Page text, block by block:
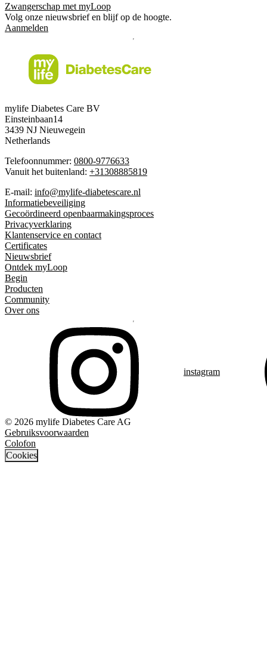
Zwangerschap met myLoop
Volg onze nieuwsbrief en blijf op de hoogte.
Aanmelden
mylife Diabetes Care BV
Einsteinbaan14
3439 NJ Nieuwegein
Netherlands
Telefoonnummer: 0800-9776633
Vanuit het buitenland: +31308885819
E-mail: info@mylife-diabetescare.nl
Informatiebeveiliging
Gecoördineerd openbaarmakingsproces
Privacyverklaring
Klantenservice en contact
Certificates
Nieuwsbrief
Ontdek myLoop
Begin
Producten
Community
Over ons
instagram
© 2026 mylife Diabetes Care AG
Gebruiksvoorwaarden
Colofon
Cookies